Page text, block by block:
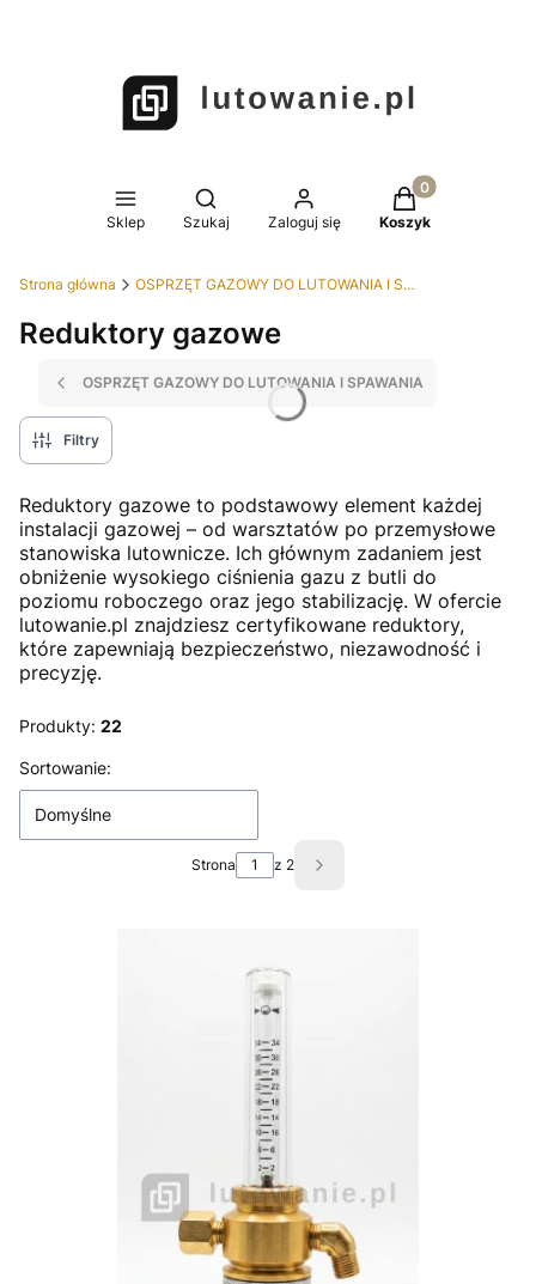
Sklep
Otwórz wyszukiwarkę
Szukaj Zaloguj się
Produkty w
Koszyk
Strona główna OSPRZĘT GAZOWY DO LUTOWANIA I SPAWANIA
Reduktory gazowe
OSPRZĘT GAZOWY DO LUTOWANIA I SPAWANIA
Filtry
Reduktory gazowe to podstawowy element każdej
instalacji gazowej – od warsztatów po przemysłowe
stanowiska lutownicze. Ich głównym zadaniem jest
obniżenie wysokiego ciśnienia gazu z butli do
poziomu roboczego oraz jego stabilizację. W ofercie
lutowanie.pl znajdziesz certyfikowane reduktory,
które zapewniają bezpieczeństwo, niezawodność i
precyzję.
Produkty: 22
Lista produktów
Sortowanie:
Domyślne
Strona z 2 Następne produkty